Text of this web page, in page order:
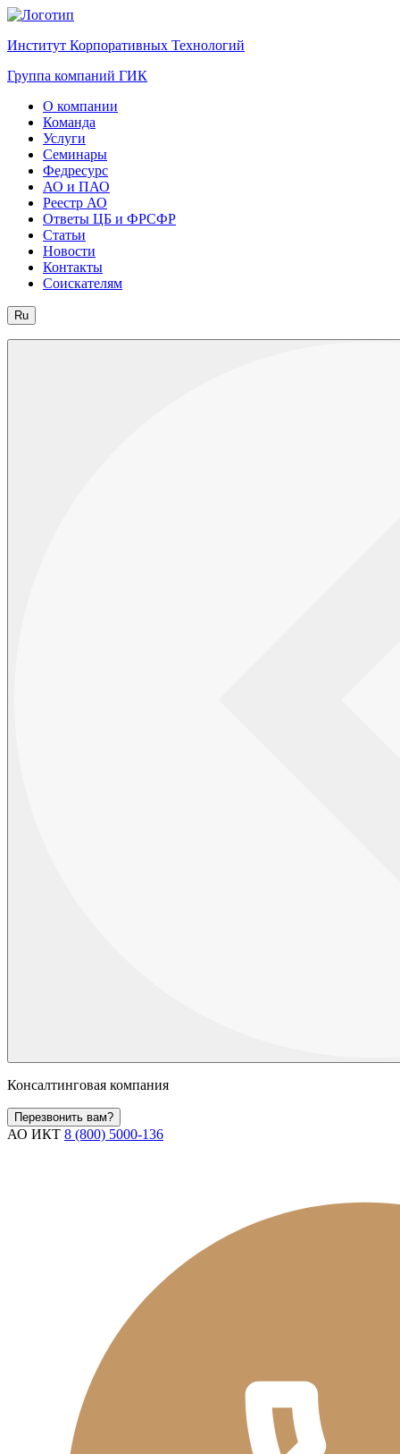
Институт Корпоративных Технологий
Группа компаний ГИК
О компании
Команда
Услуги
Семинары
Федресурс
АО и ПАО
Реестр АО
Ответы ЦБ и ФРСФР
Статьи
Новости
Контакты
Соискателям
Ru
Консалтинговая компания
Перезвонить вам?
АО ИКТ 8 (800) 5000-136